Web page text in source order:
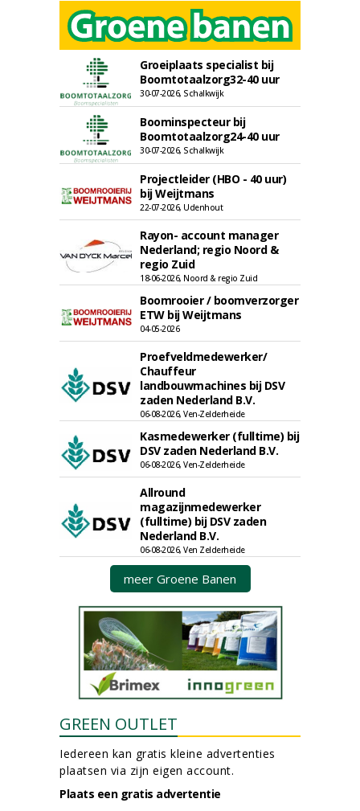
Groeiplaats specialist bij
Boomtotaalzorg32-40 uur
30-07-2026, Schalkwijk
Boominspecteur bij
Boomtotaalzorg24-40 uur
30-07-2026, Schalkwijk
Projectleider (HBO - 40 uur)
bij Weijtmans
22-07-2026, Udenhout
Rayon- account manager
Nederland; regio Noord &
regio Zuid
18-06-2026, Noord & regio Zuid
Boomrooier / boomverzorger
ETW bij Weijtmans
04-05-2026
Proefveldmedewerker/
Chauffeur
landbouwmachines bij DSV
zaden Nederland B.V.
06-08-2026, Ven-Zelderheide
Kasmedewerker (fulltime) bij
DSV zaden Nederland B.V.
06-08-2026, Ven-Zelderheide
Allround
magazijnmedewerker
(fulltime) bij DSV zaden
Nederland B.V.
06-08-2026, Ven Zelderheide
meer Groene Banen
GREEN OUTLET
Iedereen kan gratis kleine advertenties
plaatsen via zijn eigen account.
Plaats een gratis advertentie